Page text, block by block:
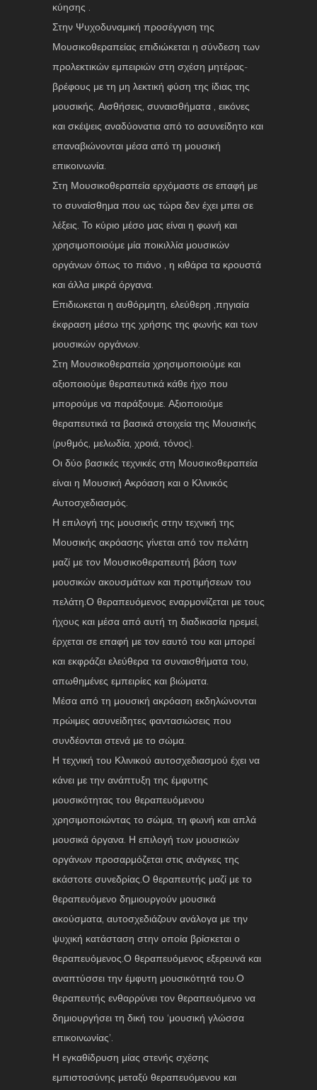
κύησης .
Στην Ψυχοδυναμική προσέγγιση της
Μουσικοθεραπείας επιδιώκεται η σύνδεση των
προλεκτικών εμπειριών στη σχέση μητέρας-
βρέφους με τη μη λεκτική φύση της ίδιας της
μουσικής. Αισθήσεις, συναισθήματα , εικόνες
και σκέψεις αναδύονατια από το ασυνείδητο και
επαναβιώνονται μέσα από τη μουσική
επικοινωνία.
Στη Μουσικοθεραπεία ερχόμαστε σε επαφή με
το συναίσθημα που ως τώρα δεν έχει μπει σε
λέξεις. Το κύριο μέσο μας είναι η φωνή και
χρησιμοποιούμε μία ποικιλλία μουσικών
οργάνων όπως το πιάνο , η κιθάρα τα κρουστά
και άλλα μικρά όργανα.
Επιδιωκεται η αυθόρμητη, ελεύθερη ,πηγιαία
έκφραση μέσω της χρήσης της φωνής και των
μουσικών οργάνων.
Στη Μουσικοθεραπεία χρησιμοποιούμε και
αξιοποιούμε θεραπευτικά κάθε ήχο που
μπορούμε να παράξουμε. Αξιοποιούμε
θεραπευτικά τα βασικά στοιχεία της Μουσικής
(ρυθμός, μελωδία, χροιά, τόνος).
Οι δύο βασικές τεχνικές στη Μουσικοθεραπεία
είναι η Μουσική Ακρόαση και ο Κλινικός
Αυτοσχεδιασμός.
Η επιλογή της μουσικής στην τεχνική της
Μουσικής ακρόασης γίνεται από τον πελάτη
μαζί με τον Μουσικοθεραπευτή βάση των
μουσικών ακουσμάτων και προτιμήσεων του
πελάτη.Ο θεραπευόμενος εναρμονίζεται με τους
ήχους και μέσα από αυτή τη διαδικασία ηρεμεί,
έρχεται σε επαφή με τον εαυτό του και μπορεί
και εκφράζει ελεύθερα τα συναισθήματα του,
απωθημένες εμπειρίες και βιώματα.
Μέσα από τη μουσική ακρόαση εκδηλώνονται
πρώιμες ασυνείδητες φαντασιώσεις που
συνδέονται στενά με το σώμα.
Η τεχνική του Κλινικού αυτοσχεδιασμού έχει να
κάνει με την ανάπτυξη της έμφυτης
μουσικότητας του θεραπευόμενου
χρησιμοποιώντας το σώμα, τη φωνή και απλά
μουσικά όργανα. Η επιλογή των μουσικών
οργάνων προσαρμόζεται στις ανάγκες της
εκάστοτε συνεδρίας.Ο θεραπευτής μαζί με το
θεραπευόμενο δημιουργούν μουσικά
ακούσματα, αυτοσχεδιάζουν ανάλογα με την
ψυχική κατάσταση στην οποία βρίσκεται ο
θεραπευόμενος.Ο θεραπευόμενος εξερευνά και
αναπτύσσει την έμφυτη μουσικότητά του.Ο
θεραπευτής ενθαρρύνει τον θεραπευόμενο να
δημιουργήσει τη δική του ‘μουσική γλώσσα
επικοινωνίας’.
Η εγκαθίδρυση μίας στενής σχέσης
εμπιστοσύνης μεταξύ θεραπευόμενου και